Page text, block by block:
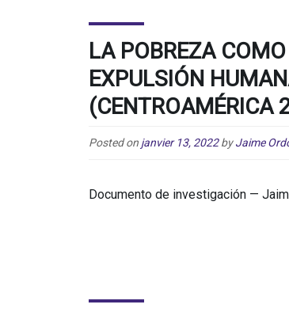
COUNCIL
LA POBREZA
EXPULSIÓN
(CENTROAMÉRICA
Posted on janvier 13, 2022 by Jaime
Documento de investigación —